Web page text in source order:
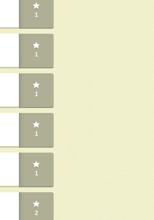
1
1
1
1
1
2